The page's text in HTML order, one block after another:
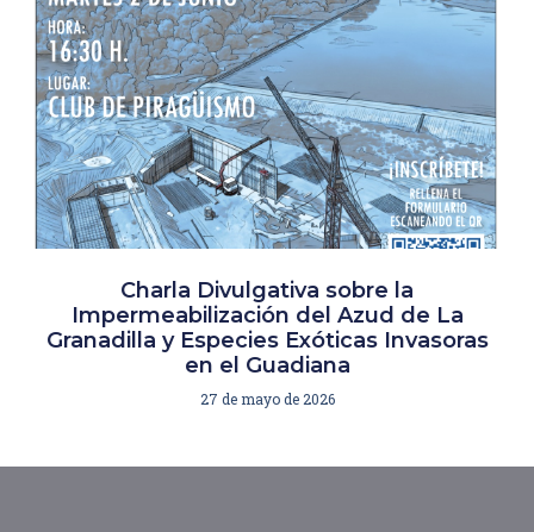
Charla Divulgativa sobre la
Impermeabilización del Azud de La
Granadilla y Especies Exóticas Invasoras
en el Guadiana
27 de mayo de 2026